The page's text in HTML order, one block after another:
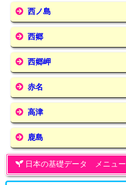
西ノ島
西郷
西郷岬
赤名
高津
鹿島
日本の基礎データ メニュー